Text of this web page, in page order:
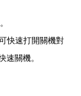
快速打開關機對
速關機。